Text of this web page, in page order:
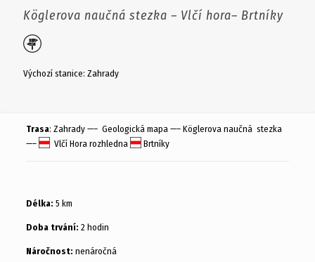
Köglerova naučná stezka – Vlčí hora– Brtníky
Výchozí stanice: Zahrady
Trasa: Zahrady —– Geologická mapa —– Köglerova naučná stezka
—–
Vlčí Hora rozhledna Brtníky
Délka: 5 km
Doba trvání: 2 hodin
Náročnost: nenáročná